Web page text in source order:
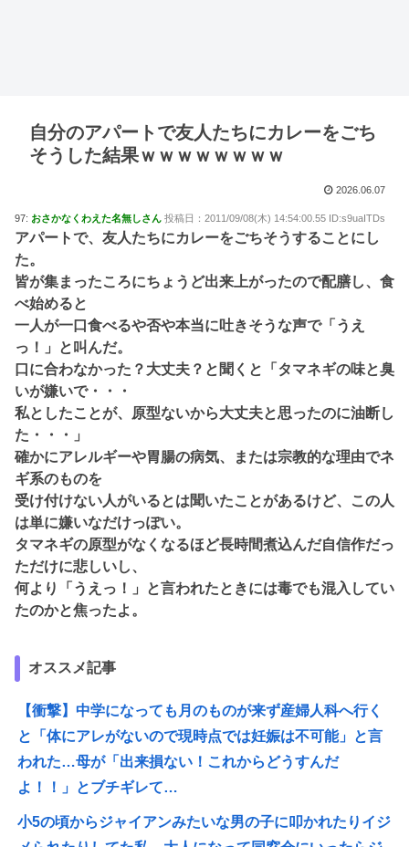
自分のアパートで友人たちにカレーをごち
そうした結果ｗｗｗｗｗｗｗｗ
2026.06.07
97: おさかなくわえた名無しさん 投稿日：2011/09/08(木) 14:54:00.55 ID:s9uaITDs
アパートで、友人たちにカレーをごちそうすることにし
た。
皆が集まったころにちょうど出来上がったので配膳し、食
べ始めると
一人が一口食べるや否や本当に吐きそうな声で「うえ
っ！」と叫んだ。
口に合わなかった？大丈夫？と聞くと「タマネギの味と臭
いが嫌いで・・・
私としたことが、原型ないから大丈夫と思ったのに油断し
た・・・」
確かにアレルギーや胃腸の病気、または宗教的な理由でネ
ギ系のものを
受け付けない人がいるとは聞いたことがあるけど、この人
は単に嫌いなだけっぽい。
タマネギの原型がなくなるほど長時間煮込んだ自信作だっ
ただけに悲しいし、
何より「うえっ！」と言われたときには毒でも混入してい
たのかと焦ったよ。
オススメ記事
【衝撃】中学になっても月のものが来ず産婦人科へ行く
と「体にアレがないので現時点では妊娠は不可能」と言
われた…母が「出来損ない！これからどうすんだ
よ！！」とブチギレて…
小5の頃からジャイアンみたいな男の子に叩かれたりイジ